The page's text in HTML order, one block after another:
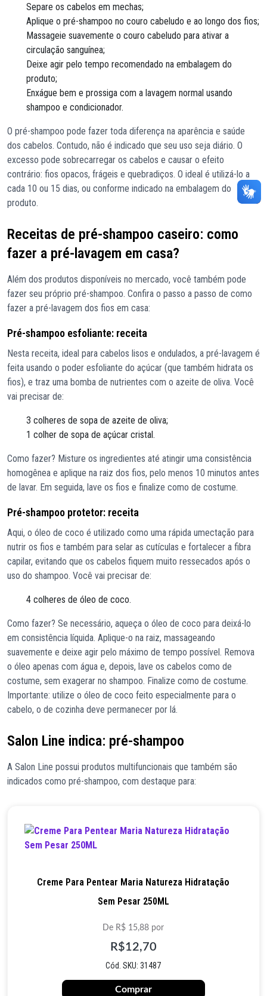
Separe os cabelos em mechas;
Aplique o pré-shampoo no couro cabeludo e ao longo dos fios;
Massageie suavemente o couro cabeludo para ativar a
circulação sanguínea;
Deixe agir pelo tempo recomendado na embalagem do
produto;
Enxágue bem e prossiga com a lavagem normal usando
shampoo e condicionador.
O pré-shampoo pode fazer toda diferença na aparência e saúde
dos cabelos. Contudo, não é indicado que seu uso seja diário. O
excesso pode sobrecarregar os cabelos e causar o efeito
contrário: fios opacos, frágeis e quebradiços. O ideal é utilizá-lo a
cada 10 ou 15 dias, ou conforme indicado na embalagem do
produto.
Receitas de pré-shampoo caseiro: como
fazer a pré-lavagem em casa?
Além dos produtos disponíveis no mercado, você também pode
fazer seu próprio pré-shampoo. Confira o passo a passo de como
fazer a pré-lavagem dos fios em casa:
Pré-shampoo esfoliante: receita
Nesta receita, ideal para cabelos lisos e ondulados, a pré-lavagem é
feita usando o poder esfoliante do açúcar (que também hidrata os
fios), e traz uma bomba de nutrientes com o azeite de oliva. Você
vai precisar de:
3 colheres de sopa de azeite de oliva;
1 colher de sopa de açúcar cristal.
Como fazer? Misture os ingredientes até atingir uma consistência
homogênea e aplique na raiz dos fios, pelo menos 10 minutos antes
de lavar. Em seguida, lave os fios e finalize como de costume.
Pré-shampoo protetor: receita
Aqui, o óleo de coco é utilizado como uma rápida umectação para
nutrir os fios e também para selar as cutículas e fortalecer a fibra
capilar, evitando que os cabelos fiquem muito ressecados após o
uso do shampoo. Você vai precisar de:
4 colheres de óleo de coco.
Como fazer? Se necessário, aqueça o óleo de coco para deixá-lo
em consistência líquida. Aplique-o na raiz, massageando
suavemente e deixe agir pelo máximo de tempo possível. Remova
o óleo apenas com água e, depois, lave os cabelos como de
costume, sem exagerar no shampoo. Finalize como de costume.
Importante: utilize o óleo de coco feito especialmente para o
cabelo, o de cozinha deve permanecer por lá.
Salon Line indica: pré-shampoo
A Salon Line possui produtos multifuncionais que também são
indicados como pré-shampoo, com destaque para:
Creme Para Pentear Maria Natureza Hidratação
Sem Pesar 250ML
De R$ 15,88 por
R$12,70
Cód. SKU: 31487
Comprar